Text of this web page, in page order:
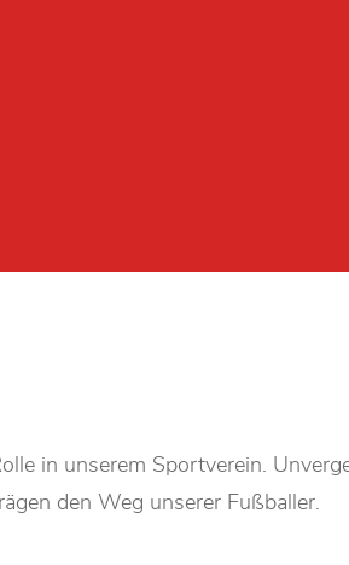
in unserem Sportverein.
den Weg unserer Fußballer.